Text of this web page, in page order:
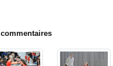
commentaires